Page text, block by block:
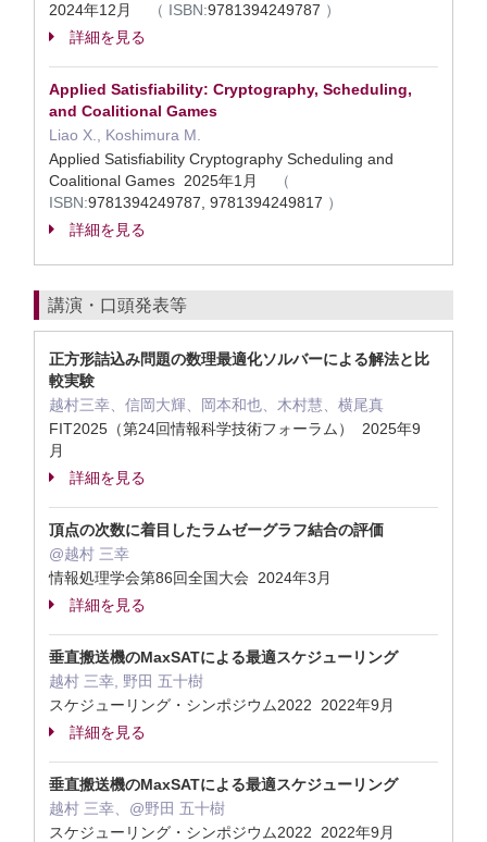
2024年12月
（ ISBN:9781394249787 ）
詳細を見る
Applied Satisfiability: Cryptography, Scheduling,
and Coalitional Games
Liao X., Koshimura M.
Applied Satisfiability Cryptography Scheduling and
Coalitional Games 2025年1月
（
ISBN:9781394249787, 9781394249817 ）
詳細を見る
講演・口頭発表等
正方形詰込み問題の数理最適化ソルバーによる解法と比
較実験
越村三幸、信岡大輝、岡本和也、木村慧、横尾真
FIT2025（第24回情報科学技術フォーラム） 2025年9
月
詳細を見る
頂点の次数に着目したラムゼーグラフ結合の評価
@越村 三幸
情報処理学会第86回全国大会 2024年3月
詳細を見る
垂直搬送機のMaxSATによる最適スケジューリング
越村 三幸, 野田 五十樹
スケジューリング・シンポジウム2022 2022年9月
詳細を見る
垂直搬送機のMaxSATによる最適スケジューリング
越村 三幸、@野田 五十樹
スケジューリング・シンポジウム2022 2022年9月